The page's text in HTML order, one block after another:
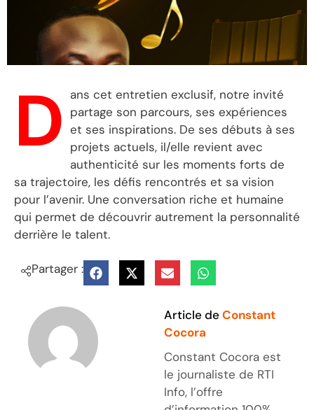
D ans cet entretien exclusif, notre invité
partage son parcours, ses expériences
et ses inspirations. De ses débuts à ses
projets actuels, il/elle revient avec
authenticité sur les moments forts de
sa trajectoire, les défis rencontrés et sa vision
pour l’avenir. Une conversation riche et humaine
qui permet de découvrir autrement la personnalité
derrière le talent.
Partager :
Article de Constant
Cocora
Constant Cocora est
le journaliste de RTI
Info, l’offre